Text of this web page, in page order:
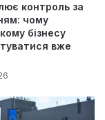
контроль за
чому
бізнесу
вже